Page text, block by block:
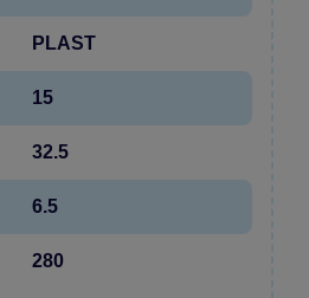
PLAST
15
32.5
6.5
280